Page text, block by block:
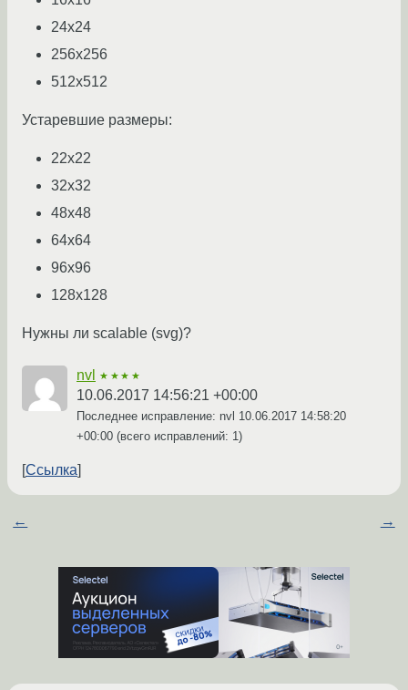
24x24
256x256
512x512
Устаревшие размеры:
22x22
32x32
48x48
64x64
96x96
128x128
Нужны ли scalable (svg)?
nvl ★★★★
10.06.2017 14:56:21 +00:00
Последнее исправление: nvl 10.06.2017 14:58:20
+00:00 (всего исправлений: 1)
Ссылка
← →